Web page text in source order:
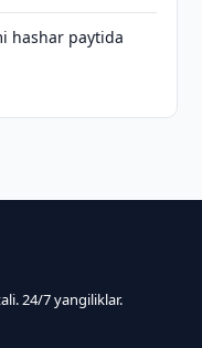
hashar paytida
24/7 yangiliklar.